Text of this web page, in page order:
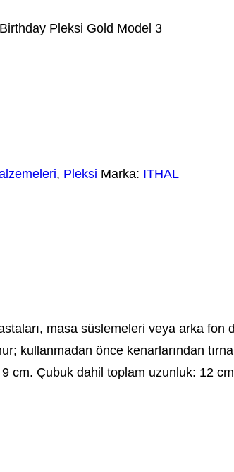
Pleksi Gold Model 3
, Pleksi Marka: ITHAL
masa süslemeleri veya arka fon
kullanmadan önce kenarlarından
9 cm. Çubuk dahil toplam uzunluk: 12